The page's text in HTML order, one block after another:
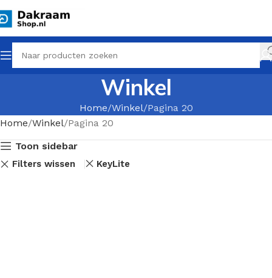
Winkel
Home Winkel Pagina 20
Home Winkel Pagina 20
Toon sidebar
Filters wissen KeyLite